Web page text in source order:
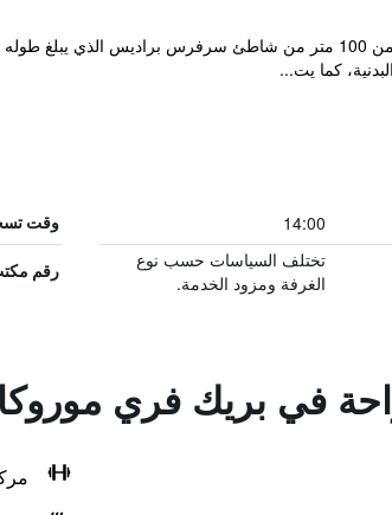
14:00 وقت
تختلف السياسات حسب نوع
الغرفة ومزود الخدمة.
رقم
في بريك فري